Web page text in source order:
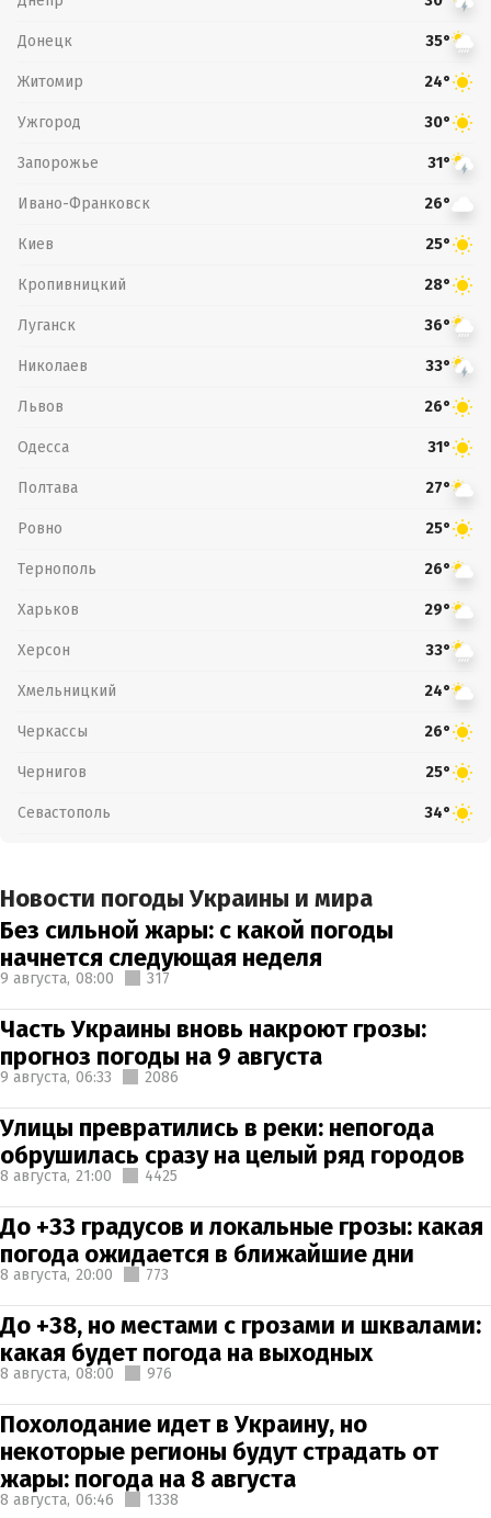
Донецк 35°
Житомир 24°
Ужгород 30°
Запорожье 31°
Ивано-Франковск 26°
Киев 25°
Кропивницкий 28°
Луганск 36°
Николаев 33°
Львов 26°
Одесса 31°
Полтава 27°
Ровно 25°
Тернополь 26°
Харьков 29°
Херсон 33°
Хмельницкий 24°
Черкассы 26°
Чернигов 25°
Севастополь 34°
Новости погоды Украины и мира
Без сильной жары: с какой погоды
начнется следующая неделя
9 августа, 08:00 317
Часть Украины вновь накроют грозы:
прогноз погоды на 9 августа
9 августа, 06:33 2086
Улицы превратились в реки: непогода
обрушилась сразу на целый ряд городов
8 августа, 21:00 4425
До +33 градусов и локальные грозы: какая
погода ожидается в ближайшие дни
8 августа, 20:00 773
До +38, но местами с грозами и шквалами:
какая будет погода на выходных
8 августа, 08:00 976
Похолодание идет в Украину, но
некоторые регионы будут страдать от
жары: погода на 8 августа
8 августа, 06:46 1338